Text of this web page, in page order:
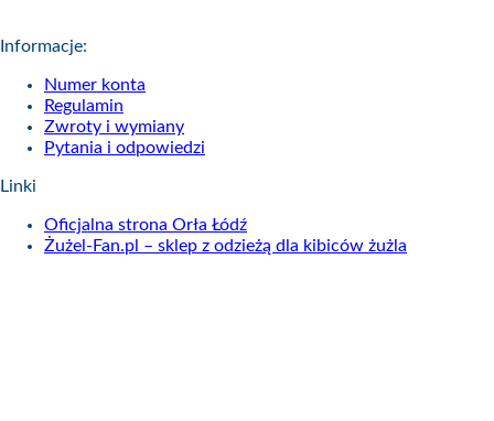
Informacje:
Numer konta
Regulamin
Zwroty i wymiany
Pytania i odpowiedzi
Linki
Oficjalna strona Orła Łódź
Żużel-Fan.pl – sklep z odzieżą dla kibiców żużla